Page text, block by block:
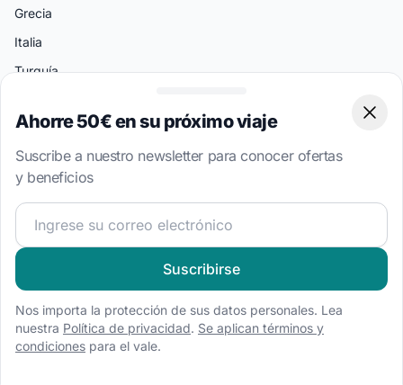
Grecia
Italia
Turquía
Islas Vírgenes Británicas
Destinos Populares
Split
Atenas
Amalfi
Palermo
Miami
Bodrum
Ahorre 50€ en su próximo viaje
Suscribe a nuestro newsletter para conocer ofertas
y beneficios
¡Únete a nuestra comunidad náutica y recibe contenido
Suscribirse
Nos importa la protección de sus datos personales. Lea
nuestra Política de privacidad. Se aplican términos y
condiciones para el vale.